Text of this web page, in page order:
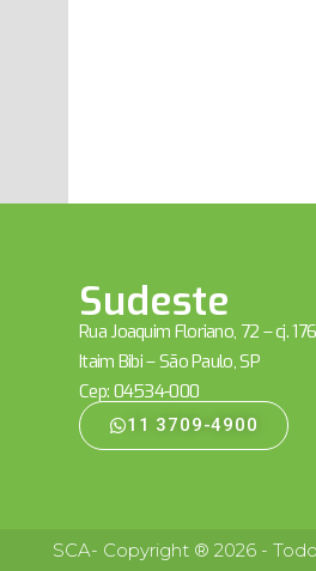
Sudeste
Rua Joaquim Floriano, 72 – cj. 176
Itaim Bibi – São Paulo, SP
Cep: 04534-000
11 3709-4900
SCA- Copyright ® 2026 -